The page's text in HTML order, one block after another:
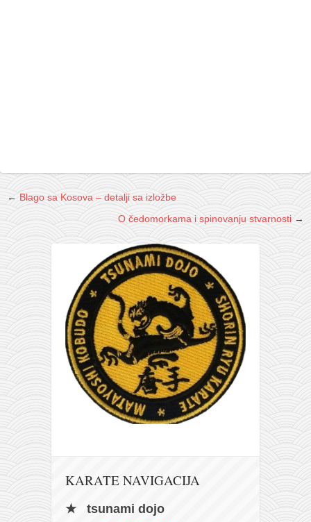
fotke
kontakt
← Blago sa Kosova – detalji sa izložbe
O čedomorkama i spinovanju stvarnosti→
KARATE NAVIGACIJA
tsunami dojo